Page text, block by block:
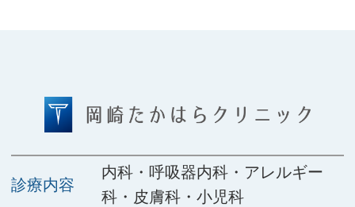
診療内容
内科・呼吸器内科・アレルギー
科・皮膚科・小児科